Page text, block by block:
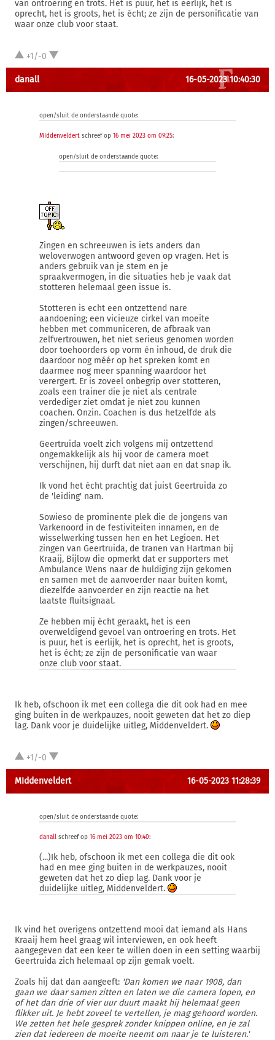
van ontroering en trots. Het is puur, het is eerlijk, het is
oprecht, het is groots, het is écht; ze zijn de personificatie van
waar onze club voor staat.
+1/-0
danall 16-05-2023 10:40:30
open/sluit de onderstaande quote:
MIddenveldert schreef op 16 mei 2023 om 09:25:
open/sluit de onderstaande quote:
Zingen en schreeuwen is iets anders dan
weloverwogen antwoord geven op vragen. Het is
anders gebruik van je stem en je
spraakvermogen, in die situaties heb je vaak dat
stotteren helemaal geen issue is.
Stotteren is echt een ontzettend nare
aandoening; een vicieuze cirkel van moeite
hebben met communiceren, de afbraak van
zelfvertrouwen, het niet serieus genomen worden
door toehoorders op vorm én inhoud, de druk die
daardoor nog méér op het spreken komt en
daarmee nog meer spanning waardoor het
verergert. Er is zoveel onbegrip over stotteren,
zoals een trainer die je niet als centrale
verdediger ziet omdat je niet zou kunnen
coachen. Onzin. Coachen is dus hetzelfde als
zingen/schreeuwen.
Geertruida voelt zich volgens mij ontzettend
ongemakkelijk als hij voor de camera moet
verschijnen, hij durft dat niet aan en dat snap ik.
Ik vond het écht prachtig dat juist Geertruida zo
de 'leiding' nam.
Sowieso de prominente plek die de jongens van
Varkenoord in de festiviteiten innamen, en de
wisselwerking tussen hen en het Legioen. Het
zingen van Geertruida, de tranen van Hartman bij
Kraaij, Bijlow die opmerkt dat er supporters met
Ambulance Wens naar de huldiging zijn gekomen
en samen met de aanvoerder naar buiten komt,
diezelfde aanvoerder en zijn reactie na het
laatste fluitsignaal.
Ze hebben mij écht geraakt, het is een
overweldigend gevoel van ontroering en trots. Het
is puur, het is eerlijk, het is oprecht, het is groots,
het is écht; ze zijn de personificatie van waar
onze club voor staat.
Ik heb, ofschoon ik met een collega die dit ook had en mee
ging buiten in de werkpauzes, nooit geweten dat het zo diep
lag. Dank voor je duidelijke uitleg, Middenveldert.
+1/-0
MIddenveldert 16-05-2023 11:28:39
open/sluit de onderstaande quote:
danall schreef op 16 mei 2023 om 10:40:
(...)Ik heb, ofschoon ik met een collega die dit ook
had en mee ging buiten in de werkpauzes, nooit
geweten dat het zo diep lag. Dank voor je
duidelijke uitleg, Middenveldert.
Ik vind het overigens ontzettend mooi dat iemand als Hans
Kraaij hem heel graag wil interviewen, en ook heeft
aangegeven dat een keer te willen doen in een setting waarbij
Geertruida zich helemaal op zijn gemak voelt.
Zoals hij dat dan aangeeft: 'Dan komen we naar 1908, dan
gaan we daar samen zitten en laten we die camera lopen, en
of het dan drie of vier uur duurt maakt hij helemaal geen
flikker uit. Je hebt zoveel te vertellen, je mag gehoord worden.
We zetten het hele gesprek zonder knippen online, en je zal
zien dat iedereen de moeite neemt om naar je te luisteren.'